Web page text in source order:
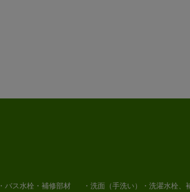
・バス水栓・補修部材 ・洗面（手洗い）・洗濯水栓、